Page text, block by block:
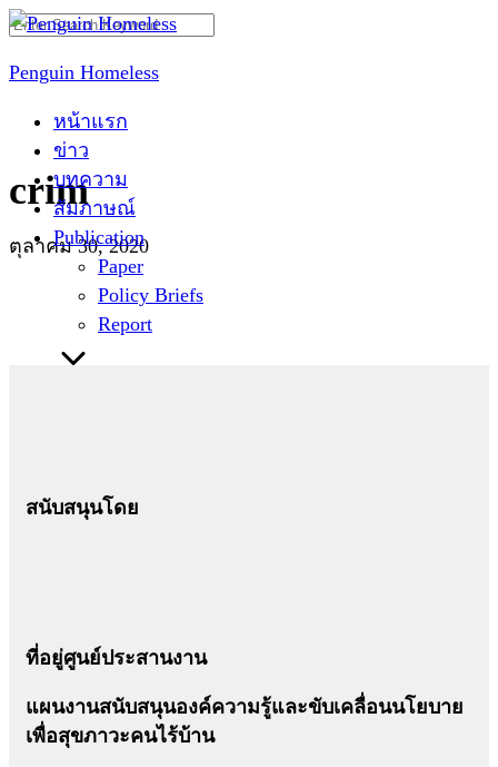
Skip
content
Penguin Homeless
หน้าแรก
ข่าว
บทความ
สัมภาษณ์
Publication
Paper
Policy Briefs
Report
Search
crim
ตุลาคม 30, 2020
สนับสนุนโดย
ที่อยู่ศูนย์ประสานงาน
แผนงานสนับสนุนองค์ความรู้และขับเคลื่อนนโยบาย
เพื่อสุขภาวะคนไร้บ้าน